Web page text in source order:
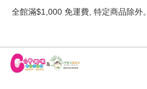
全館滿$1,000 免運費, 特定商品除外。